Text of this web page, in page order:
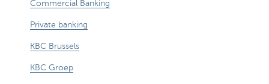
Commercial Banking
Private banking
KBC Brussels
KBC Groep